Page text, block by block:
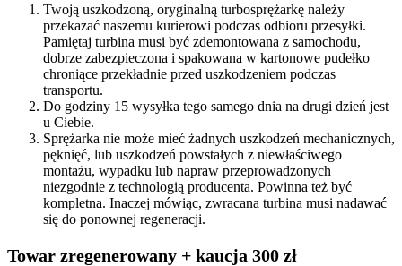
Twoją uszkodzoną, oryginalną turbosprężarkę należy
przekazać naszemu kurierowi podczas odbioru przesyłki.
Pamiętaj turbina musi być zdemontowana z samochodu,
dobrze zabezpieczona i spakowana w kartonowe pudełko
chroniące przekładnie przed uszkodzeniem podczas
transportu.
Do godziny 15 wysyłka tego samego dnia na drugi dzień jest
u Ciebie.
Sprężarka nie może mieć żadnych uszkodzeń mechanicznych,
pęknięć, lub uszkodzeń powstałych z niewłaściwego
montażu, wypadku lub napraw przeprowadzonych
niezgodnie z technologią producenta. Powinna też być
kompletna. Inaczej mówiąc, zwracana turbina musi nadawać
się do ponownej regeneracji.
Towar zregenerowany + kaucja 300 zł